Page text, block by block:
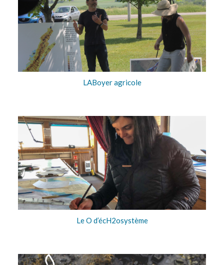
LABoyer agricole
Le O d’écH2osystème